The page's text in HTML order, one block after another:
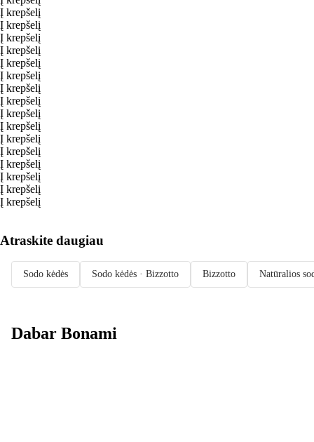
Į krepšelį
Į krepšelį
Į krepšelį
Į krepšelį
Į krepšelį
Į krepšelį
Į krepšelį
Į krepšelį
Į krepšelį
Į krepšelį
Į krepšelį
Į krepšelį
Į krepšelį
Į krepšelį
Į krepšelį
Į krepšelį
Atraskite daugiau
Sodo kėdės Sodo kėdės · Bizzotto Bizzotto Natūralios
Dabar Bonami